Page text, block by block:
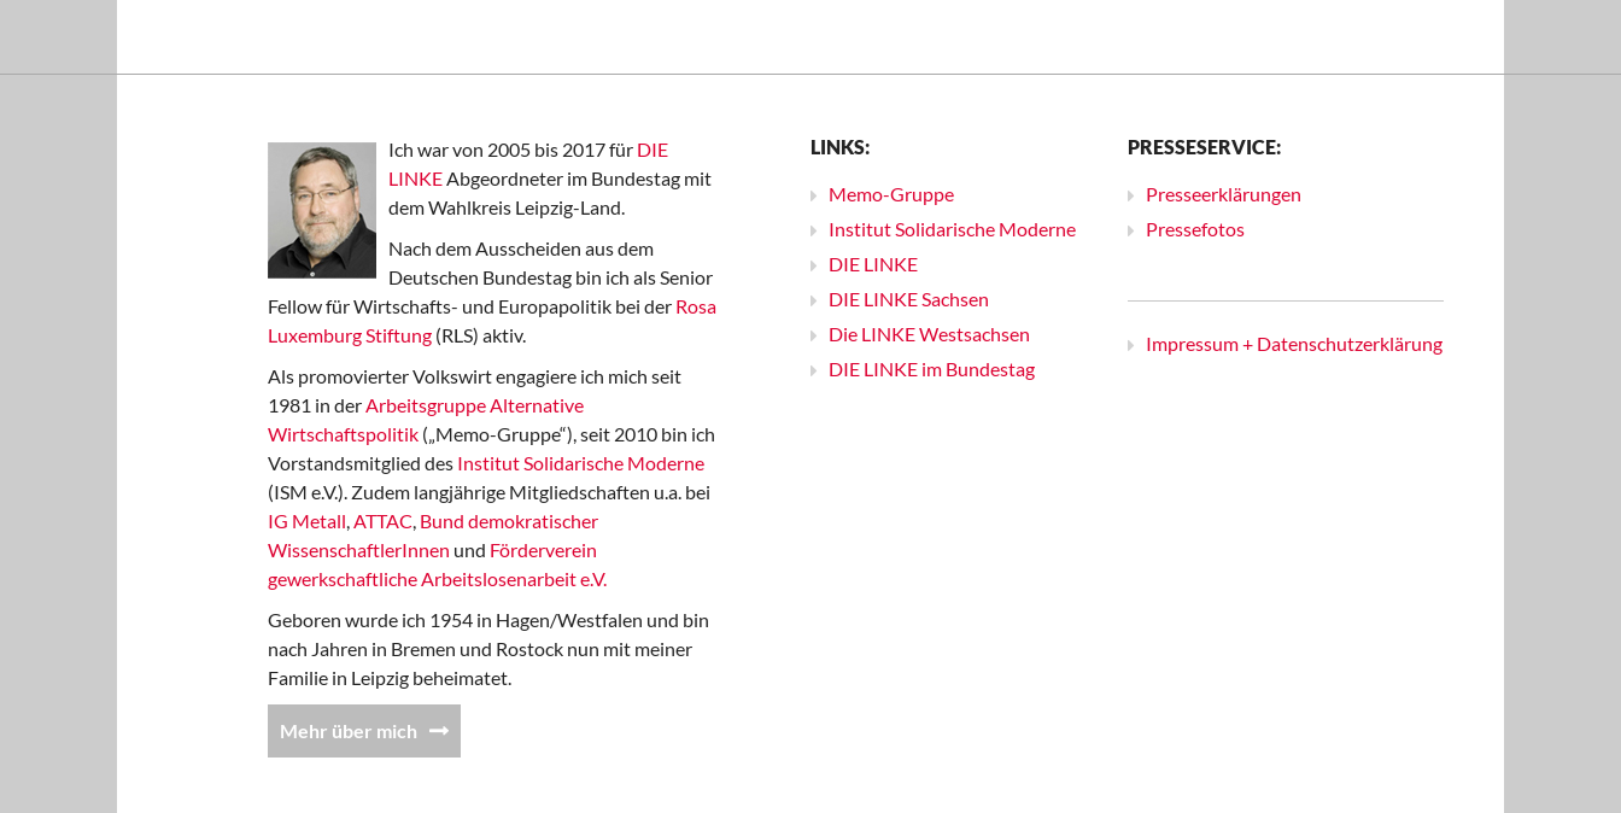
Ich war von 2005 bis 2017 für DIE
LINKEAbgeordneter im Bundestag mit
dem Wahlkreis Leipzig-Land.
Nach dem Ausscheiden aus dem
Deutschen Bundestag bin ich als Senior
Fellow für Wirtschafts- und Europapolitik bei der Rosa
Luxemburg Stiftung (RLS) aktiv.
Als promovierter Volkswirt engagiere ich mich seit
1981 in derArbeitsgruppe Alternative
Wirtschaftspolitik („Memo-Gruppe“), seit 2010 bin ich
Vorstandsmitglied des Institut Solidarische Moderne
(ISM e.V.). Zudem langjährige Mitgliedschaften u.a. bei
IG Metall,ATTAC, Bund demokratischer
WissenschaftlerInnen und Förderverein
gewerkschaftliche Arbeitslosenarbeit e.V.
Geboren wurde ich 1954 in Hagen/Westfalen und bin
nach Jahren in Bremen und Rostock nun mit meiner
Familie in Leipzig beheimatet.
Mehr über mich
LINKS:
Memo-Gruppe
Institut Solidarische Moderne
DIE LINKE
DIE LINKE Sachsen
Die LINKE Westsachsen
DIE LINKE im Bundestag
PRESSESERVICE:
Presseerklärungen
Pressefotos
Impressum + Datenschutzerklärung